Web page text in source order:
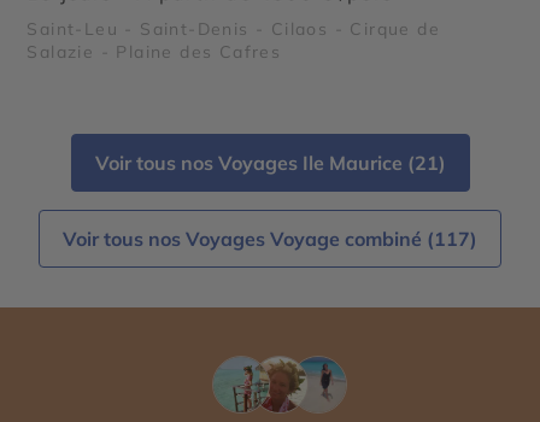
Saint-Leu - Saint-Denis - Cilaos - Cirque de
Salazie - Plaine des Cafres
Voir tous nos Voyages Ile Maurice (21)
Voir tous nos Voyages Voyage combiné (117)